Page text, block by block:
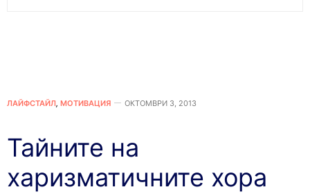
ЛАЙФСТАЙЛ, МОТИВАЦИЯ ОКТОМВРИ 3, 2013
Тайните на
харизматичните хора